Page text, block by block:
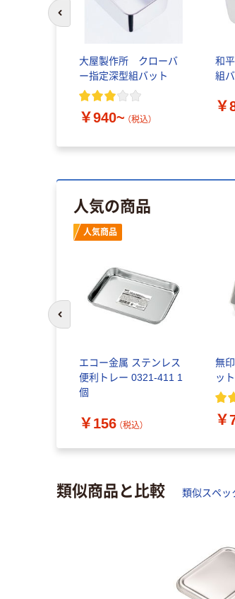
大屋製作所 クローバ
ー指定深型組バット
￥940~ （税込）
和
組
￥
前のスライドへ
人気の商品
人気商品
エコー金属 ステンレス
便利トレー 0321-411 1
個
￥156 （税込）
無
ッ
￥
類似商品と比較 類似スペッ